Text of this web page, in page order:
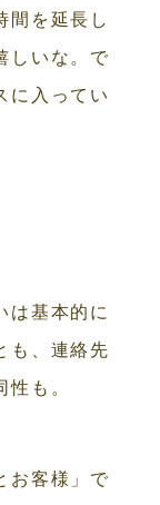
間を延長し
しいな。で
に入ってい
は基本的に
も、連絡先
も。
お客様」で